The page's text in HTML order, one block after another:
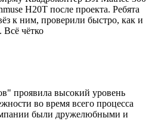
H20T после проекта. Ребята
к ним, проверили быстро, как и
чётко
проявила высокий уровень
во время всего процесса
были дружелюбными и